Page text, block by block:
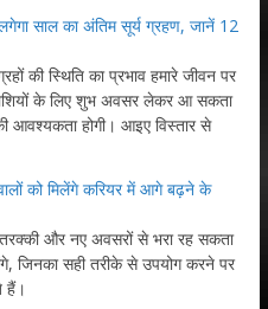
साल का अंतिम सूर्य ग्रहण, जानें 12
की स्थिति का प्रभाव हमारे जीवन पर
के लिए शुभ अवसर लेकर आ सकता
आवश्यकता होगी। आइए विस्तार से
को मिलेंगे करियर में आगे बढ़ने के
और नए अवसरों से भरा रह सकता
जिनका सही तरीके से उपयोग करने पर
हैं।